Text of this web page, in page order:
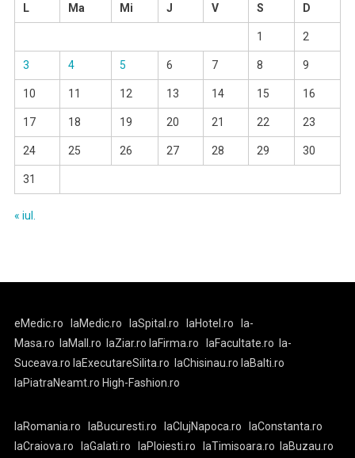
L
Ma Mi J V S D
1 2
3 4 5 6 7 8 9
10 11 12 13 14 15 16
17 18 19 20 21 22 23
24 25 26 27 28 29 30
31
« iul.
eMedic.ro laMedic.ro laSpital.ro laHotel.ro
la-
Masa.ro
laMall.ro laZiar.ro laFirma.ro laFacultate.ro
la-
Suceava.ro laExecutareSilita.ro laChisinau.ro laBalti.ro
laPiatraNeamt.ro High-Fashion.ro
laRomania.ro laBucuresti.ro laClujNapoca.ro
laConstanta.ro
laCraiova.ro
laGalati.ro laPloiesti.ro laTimisoara.ro laBuzau.ro